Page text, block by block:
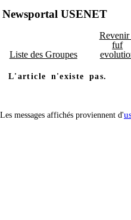
Newsportal USENET
Liste des Groupes
Revenir
fuf
L'article n'existe pas.
Les messages affichés proviennent d'